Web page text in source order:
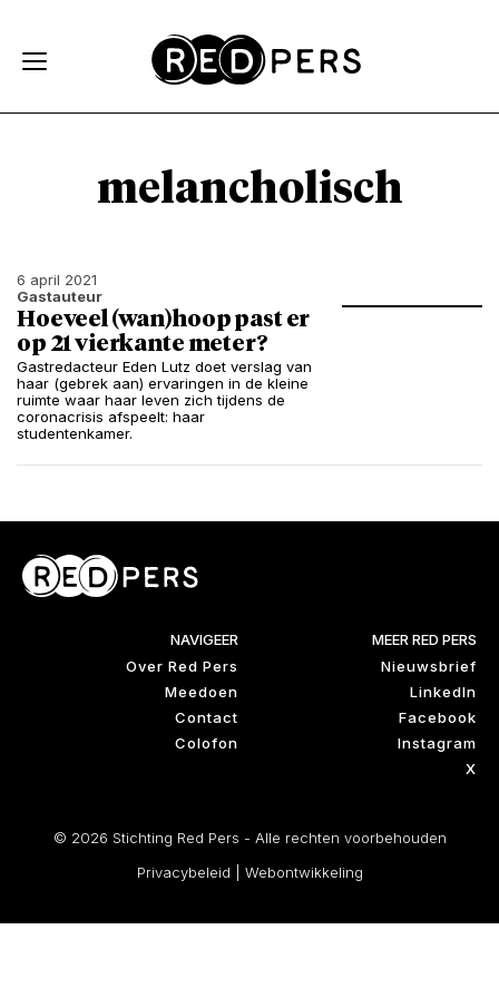
melancholisch
6 april 2021
Gastauteur
Hoeveel (wan)hoop past er
op 21 vierkante meter?
Gastredacteur Eden Lutz doet verslag van
haar (gebrek aan) ervaringen in de kleine
ruimte waar haar leven zich tijdens de
coronacrisis afspeelt: haar
studentenkamer.
NAVIGEER
Over Red Pers
Meedoen
Contact
Colofon
MEER RED PERS
Nieuwsbrief
LinkedIn
Facebook
Instagram
X
© 2026 Stichting Red Pers - Alle rechten voorbehouden
Privacybeleid
Webontwikkeling